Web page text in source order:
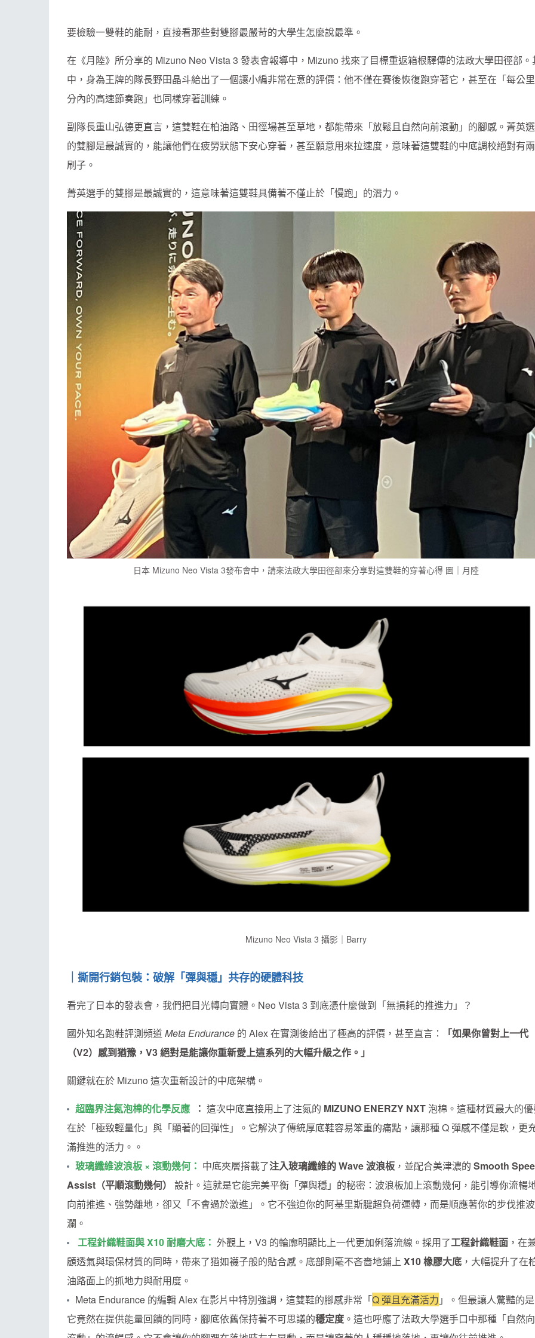
要檢驗一雙鞋的能耐，直接看那些對雙腳最嚴苛的大學生怎麼說最準。
在《月陸》所分享的 Mizuno Neo Vista 3 發表會報導中，Mizuno 找來了目標重返箱根驛傳的法政大學田徑部。
中，身為王牌的隊長野田晶斗給出了一個讓小編非常在意的評價：他不僅在賽後恢復跑穿著它，甚至在「每公
分內的高速節奏跑」也同樣穿著訓練。
副隊長重山弘德更直言，這雙鞋在柏油路、田徑場甚至草地，都能帶來「放鬆且自然向前滾動」的腳感。菁英
的雙腳是最誠實的，能讓他們在疲勞狀態下安心穿著，甚至願意用來拉速度，意味著這雙鞋的中底調校絕對有
刷子。
菁英選手的雙腳是最誠實的，這意味著這雙鞋具備著不僅止於「慢跑」的潛力。
日本 Mizuno Neo Vista 3發布會中，請來法政大學田徑部來分享對這雙鞋的穿著心得 圖｜月陸
Mizuno Neo Vista 3 攝影｜Barry
｜撕開行銷包裝：破解「彈與穩」共存的硬體科技
看完了日本的發表會，我們把目光轉向實體。Neo Vista 3 到底憑什麼做到「無損耗的推進力」？
國外知名跑鞋評測頻道Meta Endurance 的 Alex 在實測後給出了極高的評價，甚至直言：
「如果你曾對上一代
（V2）感到猶豫，V3 絕對是能讓你重新愛上這系列的大幅升級之作。」
關鍵就在於 Mizuno 這次重新設計的中底架構。
超臨界注氮泡棉的化學反應 ： 這次中底直接用上了注氮的 MIZUNO ENERZY NXT泡棉。這種材質最大的
在於「極致輕量化」與「顯著的回彈性」。它解決了傳統厚底鞋容易笨重的痛點，讓那種 Q 彈感不僅是軟，更
滿推進的活力。。
玻璃纖維波浪板 × 滾動幾何： 中底夾層搭載了注入玻璃纖維的 Wave 波浪板 ，並配合美津濃的 Smooth
Assist（平順滾動幾何）
設計。這就是它能完美平衡「彈與穩」的秘密：波浪板加上滾動幾何，能引導你流暢
向前推進、強勢離地，卻又「不會過於激進」。它不強迫你的阿基里斯腱超負荷運轉，而是順應著你的步伐推
瀾。
工程針織鞋面與 X10 耐磨大底： 外觀上，V3 的輪廓明顯比上一代更加俐落流線。採用了工程針織鞋面 ，在
顧透氣與環保材質的同時，帶來了猶如襪子般的貼合感。底部則毫不吝嗇地鋪上 X10 橡膠大底 ，大幅提升了在
油路面上的抓地力與耐用度。
Meta Endurance 的編輯 Alex 在影片中特別強調，這雙鞋的腳感非常「Q 彈且充滿活力 」。但最讓人驚豔的
它竟然在提供能量回饋的同時，腳底依舊保持著不可思議的穩定度 。這也呼應了法政大學選手口中那種「自然